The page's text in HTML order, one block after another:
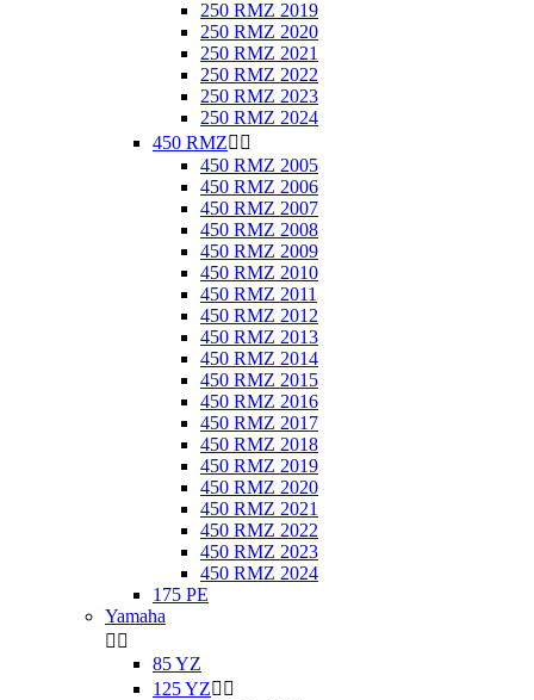
250 RMZ 2019
250 RMZ 2020
250 RMZ 2021
250 RMZ 2022
250 RMZ 2023
250 RMZ 2024
450 RMZ 
450 RMZ 2005
450 RMZ 2006
450 RMZ 2007
450 RMZ 2008
450 RMZ 2009
450 RMZ 2010
450 RMZ 2011
450 RMZ 2012
450 RMZ 2013
450 RMZ 2014
450 RMZ 2015
450 RMZ 2016
450 RMZ 2017
450 RMZ 2018
450 RMZ 2019
450 RMZ 2020
450 RMZ 2021
450 RMZ 2022
450 RMZ 2023
450 RMZ 2024
175 PE
Yamaha
 
85 YZ
125 YZ 